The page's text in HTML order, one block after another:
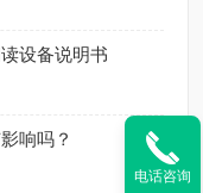
设备说明书
响吗？
电话咨询